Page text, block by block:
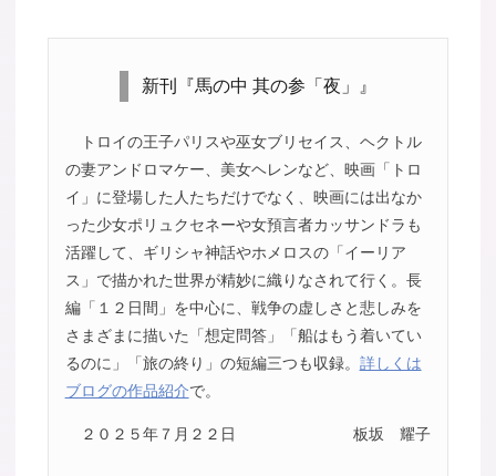
新刊『馬の中 其の参「夜」』
トロイの王子パリスや巫女ブリセイス、ヘクトル
の妻アンドロマケー、美女ヘレンなど、映画「トロ
イ」に登場した人たちだけでなく、映画には出なか
った少女ポリュクセネーや女預言者カッサンドラも
活躍して、ギリシャ神話やホメロスの「イーリア
ス」で描かれた世界が精妙に織りなされて行く。長
編「１２日間」を中心に、戦争の虚しさと悲しみを
さまざまに描いた「想定問答」「船はもう着いてい
るのに」「旅の終り」の短編三つも収録。 詳しくは
ブログの作品紹介で。
２０２５年７月２２日 板坂 耀子